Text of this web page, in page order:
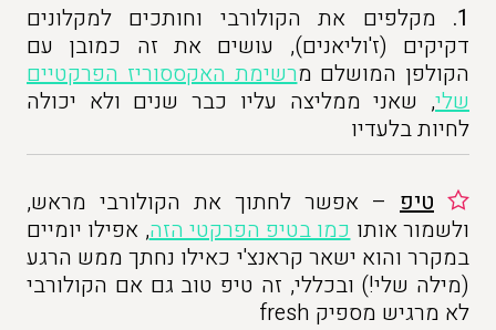
1.
מקלפים את הקולורבי וחותכים למקלונים
דקיקים (ז'וליאנים), עושים את זה כמובן עם
הקולפן המושלם מרשימת האקססוריז הפרקטיים
שלי, שאני ממליצה עליו כבר שנים ולא יכולה
לחיות בלעדיו
טיפ – אפשר לחתוך את הקולורבי מראש,
ולשמור אותוכמו בטיפ הפרקטי הזה, אפילו יומיים
במקרר והוא ישאר קראנצ'י כאילו נחתך ממש הרגע
(מילה שלי!) ובכללי, זה טיפ טוב גם אם הקולורבי
לא מרגיש מספיק fresh